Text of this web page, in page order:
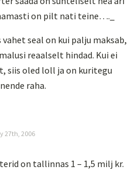
on pilt nati teine…._
seal on kui palju maksab,
reaalselt hindad. Kui ei
siis oled loll ja on kuritegu
raha.
27th, 2006
on tallinnas 1 – 1,5 milj kr.